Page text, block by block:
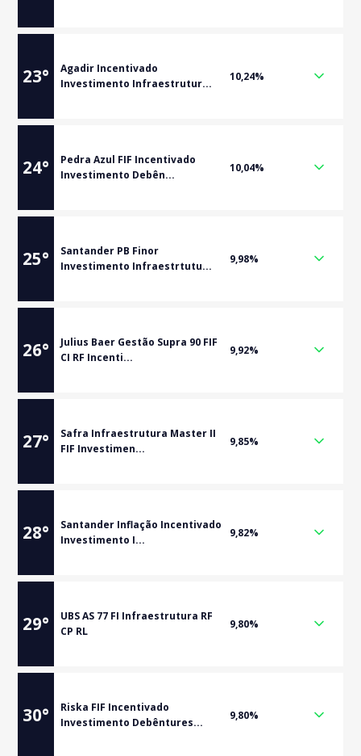
23°
Agadir Incentivado
Investimento Infraestrutur...
10,24%
24°
Pedra Azul FIF Incentivado
Investimento Debên...
10,04%
25°
Santander PB Finor
Investimento Infraestrtutu...
9,98%
26°
Julius Baer Gestão Supra 90 FIF
CI RF Incenti...
9,92%
27°
Safra Infraestrutura Master II
FIF Investimen...
9,85%
28°
Santander Inflação Incentivado
Investimento I...
9,82%
29°
UBS AS 77 FI Infraestrutura RF
CP RL
9,80%
30°
Riska FIF Incentivado
Investimento Debêntures...
9,80%